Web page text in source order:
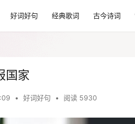
好词好句 经典歌词 古今诗词
国家
• 好词好句 • 阅读 5930